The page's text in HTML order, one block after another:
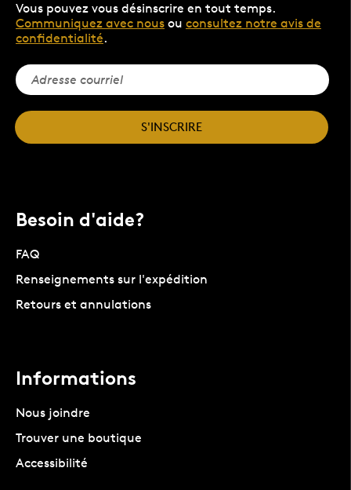
Vous pouvez vous désinscrire en tout temps.
Communiquez avec nous ou consultez notre avis de
confidentialité.
S'INSCRIRE
Besoin d'aide?
FAQ
Renseignements sur l'expédition
Retours et annulations
Informations
Nous joindre
Trouver une boutique
Accessibilité